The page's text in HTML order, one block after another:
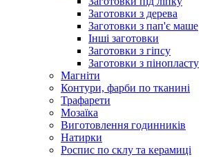
Заготовки з дерева
Заготовки з пап'є маше
Інші заготовки
Заготовки з гіпсу
Заготовки з пінопласту
Магніти
Контури, фарби по тканині
Трафарети
Мозаїка
Виготовлення годинників
Натирки
Роспис по склу та керамиці